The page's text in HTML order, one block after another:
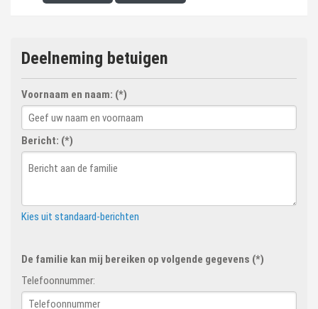
Deelneming betuigen
Voornaam en naam: (*)
Bericht: (*)
Kies uit standaard-berichten
De familie kan mij bereiken op volgende gegevens (*)
Telefoonnummer: